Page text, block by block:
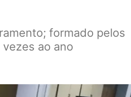
formado pelos
ao ano